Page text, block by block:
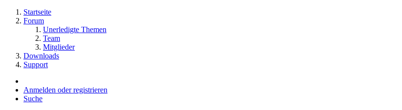
Startseite
Forum
Unerledigte Themen
Team
Mitglieder
Downloads
Support
Anmelden oder registrieren
Suche